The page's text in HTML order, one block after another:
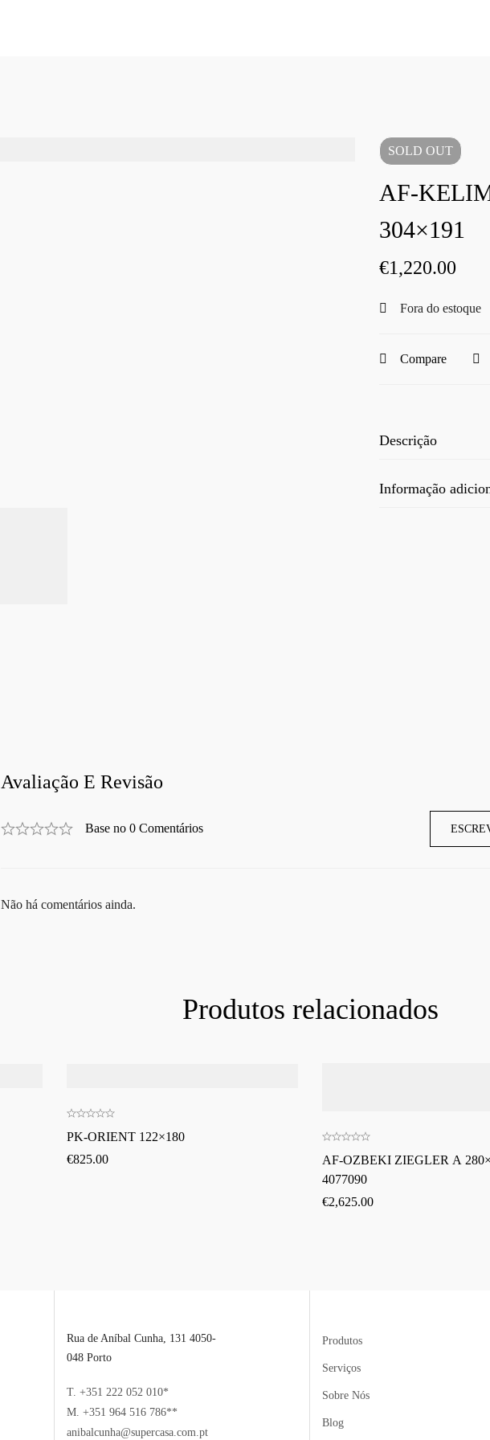
SOLD OUT
AF-
304×191
€1,220.00
Fora do estoque
Compare
Descrição
Informação
Avaliação E Revisão
Base no 0 Comentários
Não há comentários ainda.
Produtos relacionados
PK-ORIENT 122×180
€825.00
AF-OZBEKI ZIEGLER A
4077090
€2,625.00
Rua de Aníbal Cunha, 131 4050-
048 Porto
T. +351 222 052 010*
M. +351 964 516 786**
anibalcunha@supercasa.com.pt
Produtos
Serviços
Sobre Nós
Blog